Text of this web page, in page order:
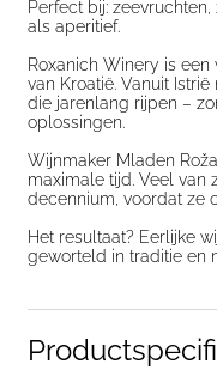
Perfect bij:
als aperitief.
Roxanich Winery is een
van Kroatië. Vanuit
die jarenlang rijpen –
oplossingen.
Wijnmaker Mladen
maximale tijd. Veel van
decennium, voordat ze
Het resultaat? Eerlijke
geworteld in traditie en